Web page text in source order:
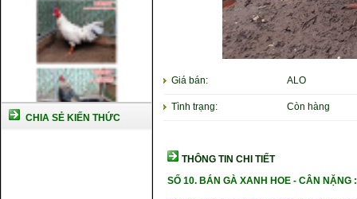
CHIA SẺ KIẾN THỨC
Giá bán: ALO
Tình trạng: Còn hàng
THÔNG TIN CHI TIẾT
SỐ 10.BÁN GÀ XANH HOE -CÂN NẶNG